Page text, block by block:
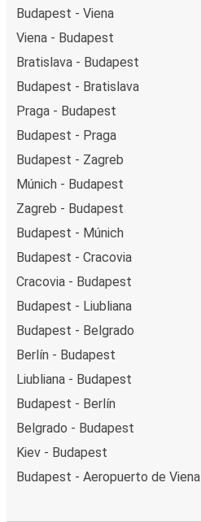
Budapest - Viena
Viena - Budapest
Bratislava - Budapest
Budapest - Bratislava
Praga - Budapest
Budapest - Praga
Budapest - Zagreb
Múnich - Budapest
Zagreb - Budapest
Budapest - Múnich
Budapest - Cracovia
Cracovia - Budapest
Budapest - Liubliana
Budapest - Belgrado
Berlín - Budapest
Liubliana - Budapest
Budapest - Berlín
Belgrado - Budapest
Kiev - Budapest
Budapest - Aeropuerto de Viena